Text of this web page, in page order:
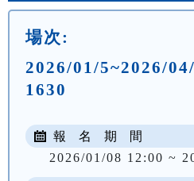
場次:
2026/01/5~2026/
1630
報 名 期 間
2026/01/08 12:00 ~